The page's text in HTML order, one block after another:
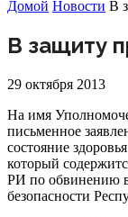
Домой Новости В
В защиту
29 октября 2013
На имя
письменное
состояние
который
РИ по обвинению в
безопасности